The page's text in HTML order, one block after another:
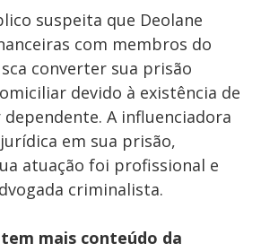
suspeita que Deolane
com membros do
converter sua prisão
devido à existência de
A influenciadora
em sua prisão,
atuação foi profissional e
criminalista.
mais conteúdo da